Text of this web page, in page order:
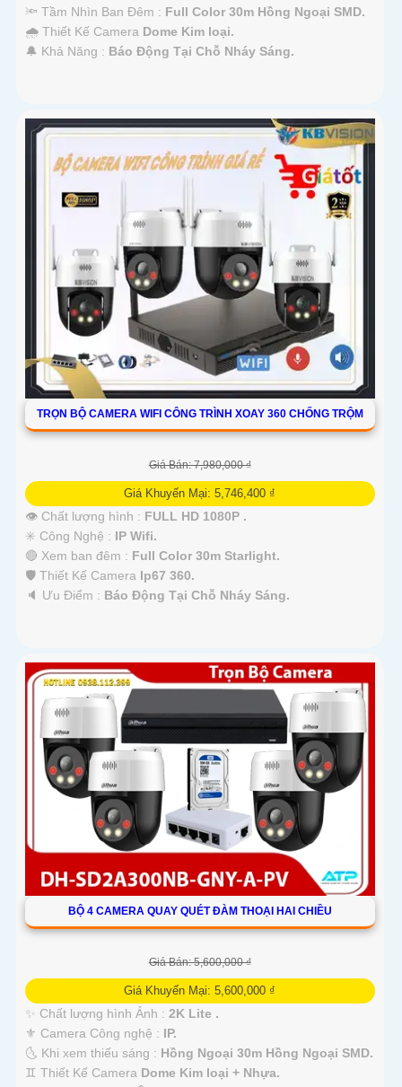
🔦 Tầm Nhìn Ban Đêm : Full Color 30m Hồng Ngoại SMD.
🌧️ Thiết Kế Camera Dome Kim loại.
️🔔 Khả Năng : Báo Động Tại Chỗ Nháy Sáng.
TRỌN BỘ CAMERA WIFI CÔNG TRÌNH XOAY 360 CHỐNG TRỘM
Giá Bán: 7,980,000 ₫
Giá Khuyến Mại: 5,746,400 ₫
👁 Chất lượng hình : FULL HD 1080P .
✳️ Công Nghệ : IP Wifi.
🔴 Xem ban đêm : Full Color 30m Starlight.
🛡 Thiết Kế Camera Ip67 360.
️🔈 Ưu Điểm : Báo Động Tại Chỗ Nháy Sáng.
BỘ 4 CAMERA QUAY QUÉT ĐÀM THOẠI HAI CHIỀU
Giá Bán: 5,600,000 ₫
Giá Khuyến Mại: 5,600,000 ₫
✨ Chất lượng hình Ảnh : 2K Lite .
⚜️ Camera Công nghệ : IP.
🌜 Khi xem thiếu sáng : Hồng Ngoại 30m Hồng Ngoại SMD.
♊ Thiết Kế Camera Dome Kim loại + Nhựa.